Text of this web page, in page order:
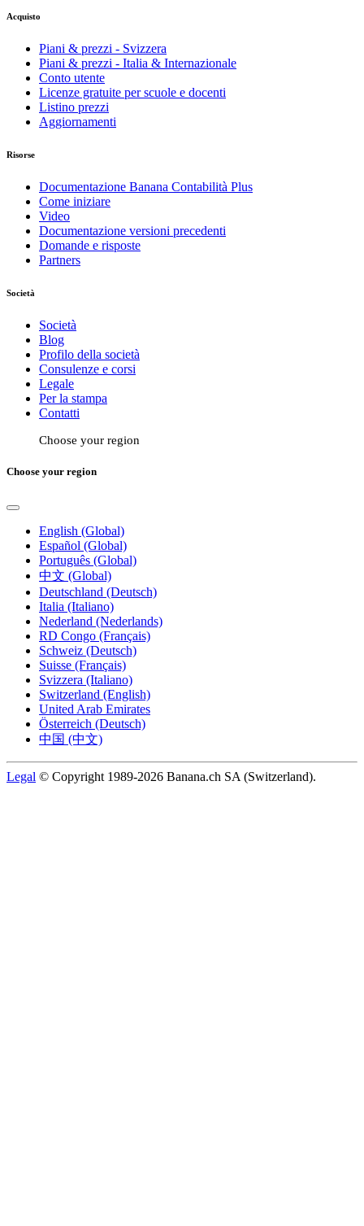
Acquisto
Piani & prezzi - Svizzera
Piani & prezzi - Italia & Internazionale
Conto utente
Licenze gratuite per scuole e docenti
Listino prezzi
Aggiornamenti
Risorse
Documentazione Banana Contabilità Plus
Come iniziare
Video
Documentazione versioni precedenti
Domande e risposte
Partners
Società
Società
Blog
Profilo della società
Consulenze e corsi
Legale
Per la stampa
Contatti
Choose your region
Choose your region
English (Global)
Español (Global)
Português (Global)
中文 (Global)
Deutschland (Deutsch)
Italia (Italiano)
Nederland (Nederlands)
RD Congo (Français)
Schweiz (Deutsch)
Suisse (Français)
Svizzera (Italiano)
Switzerland (English)
United Arab Emirates
Österreich (Deutsch)
中国 (中文)
Legal © Copyright 1989-2026 Banana.ch SA (Switzerland).